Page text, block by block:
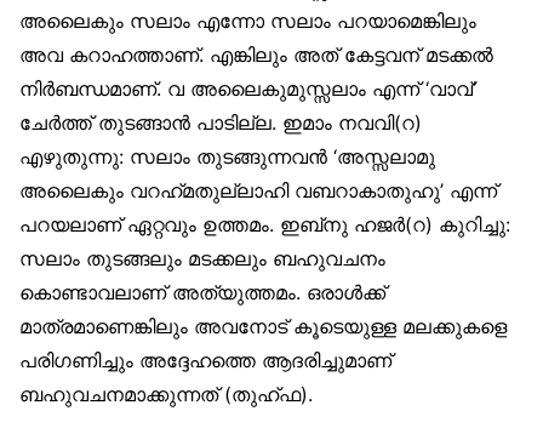
അലൈകും സലാം എന്നോ സലാം പറയാമെങ്കിലും
അവ കറാഹത്താണ്. എങ്കിലും അത് കേട്ടവന് മടക്കൽ
നിർബന്ധമാണ്. വ അലൈകുമുസ്സലാം എന്ന് ‘വാവ്’
ചേർത്ത് തുടങ്ങാൻ പാടില്ല. ഇമാം നവവി(റ)
എഴുതുന്നു: സലാം തുടങ്ങുന്നവൻ ‘അസ്സലാമു
അലൈകും വറഹ്‌മതുല്ലാഹി വബറാകാതുഹു’ എന്ന്
പറയലാണ് ഏറ്റവും ഉത്തമം. ഇബ്‌നു ഹജർ(റ) കുറിച്ചു:
സലാം തുടങ്ങലും മടക്കലും ബഹുവചനം
കൊണ്ടാവലാണ് അത്യുത്തമം. ഒരാൾക്ക്
മാത്രമാണെങ്കിലും അവനോട് കൂടെയുള്ള മലക്കുകളെ
പരിഗണിച്ചും അദ്ദേഹത്തെ ആദരിച്ചുമാണ്
ബഹുവചനമാക്കുന്നത് (തുഹ്ഫ).